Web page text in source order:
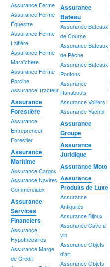
Assurance Ferme
Assurance Ferme
Équestre
Assurance Ferme
Laitière
Assurance Ferme
Maraîchère
Assurance Ferme
Porcine
Assurance Tracteur
Assurance
Bateau
Assurance Bateaux
de Course
Assurance Bateaux
de Pêche
Assurance Bateaux-
Pontons
Assurance
Runabouts
Assurance Voiliers
Assurance Yachts
Assurance
Forestière
Assurance
Entrepreneur
Forestier
Assurance
Groupe
Assurance
Juridique
Assurance
Maritime
Assurance Cargos
Assurance Navires
Commerciaux
Assurance Moto
Assurance
Produits de Luxe
Assurance
Antiquités
Assurance Bijoux
Assurance Cave à
vin
Assurance Objets
d'art
Assurance Objets
Assurance
Services
Financiers
Assurance
Hypothécaires
Assurance Marge
de Crédit